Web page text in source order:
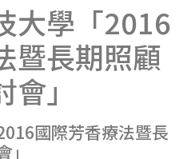
大學「2016
暨長期照顧
」
國際芳香療法暨長